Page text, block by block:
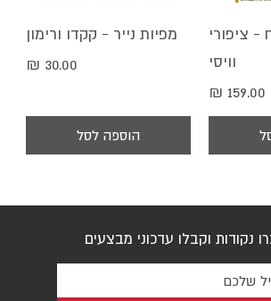
- ציפורי
וויסי
מחיר
מפיות נייר - קקדו ורימון
מחיר
הוספה לסל
נקודות וקבלו עדכוני מבצעים